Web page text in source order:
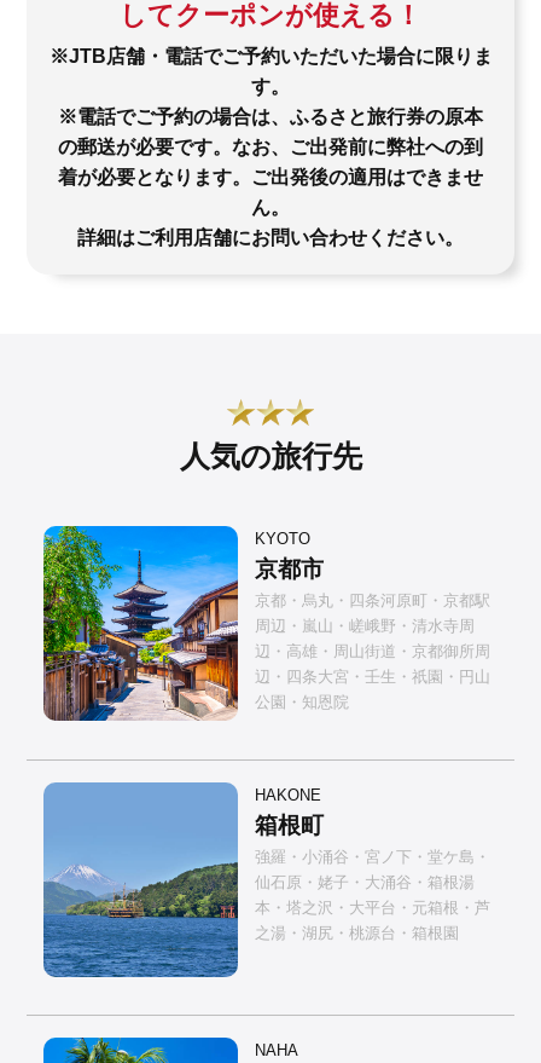
してクーポンが使える！
※JTB店舗・電話でご予約いただいた場合に限りま
す。
※電話でご予約の場合は、ふるさと旅行券の原本
の郵送が必要です。なお、ご出発前に弊社への到
着が必要となります。ご出発後の適用はできませ
ん。
詳細はご利用店舗にお問い合わせください。
人気の旅行先
KYOTO
京都市
京都・烏丸・四条河原町・京都駅
周辺・嵐山・嵯峨野・清水寺周
辺・高雄・周山街道・京都御所周
辺・四条大宮・壬生・祇園・円山
公園・知恩院
HAKONE
箱根町
強羅・小涌谷・宮ノ下・堂ケ島・
仙石原・姥子・大涌谷・箱根湯
本・塔之沢・大平台・元箱根・芦
之湯・湖尻・桃源台・箱根園
NAHA